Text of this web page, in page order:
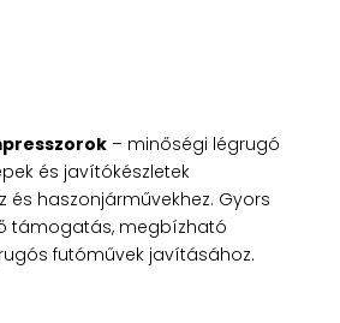
– minőségi légrugó
és javítókészletek
és haszonjárművekhez. Gyors
támogatás, megbízható
futóművek javításához.